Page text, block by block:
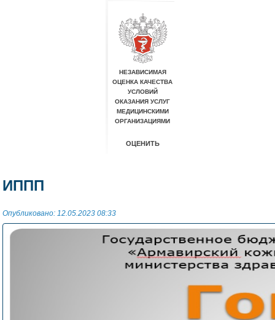
ИППП
Опубликовано: 12.05.2023 08:33